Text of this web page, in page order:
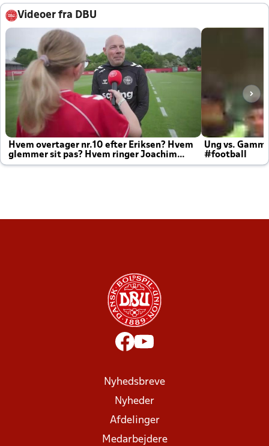
Videoer fra DBU
Hvem overtager nr.10 efter Eriksen? Hvem
glemmer sit pas? Hvem ringer Joachim
altid til efter kampe?
Ung vs.
#football
Nyhedsbreve
Nyheder
Afdelinger
Medarbejdere